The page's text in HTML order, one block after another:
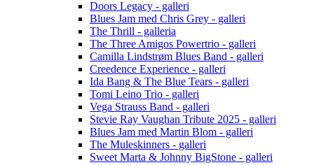
Doors Legacy - galleri
Blues Jam med Chris Grey - galleri
The Thrill - galleria
The Three Amigos Powertrio - galleri
Camilla Lindstrøm Blues Band - galleri
Creedence Experience - galleri
Ida Bang & The Blue Tears - galleri
Tomi Leino Trio - galleri
Vega Strauss Band - galleri
Stevie Ray Vaughan Tribute 2025 - galleri
Blues Jam med Martin Blom - galleri
The Muleskinners - galleri
Sweet Marta & Johnny BigStone - galleri